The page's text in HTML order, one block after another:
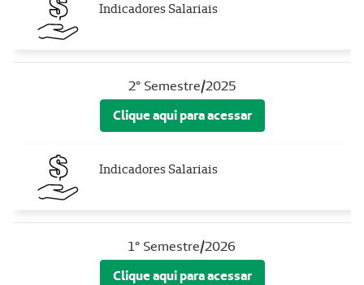
Indicadores Salariais
2° Semestre/2025
Clique aqui para acessar
Indicadores Salariais
1° Semestre/2026
Clique aqui para acessar